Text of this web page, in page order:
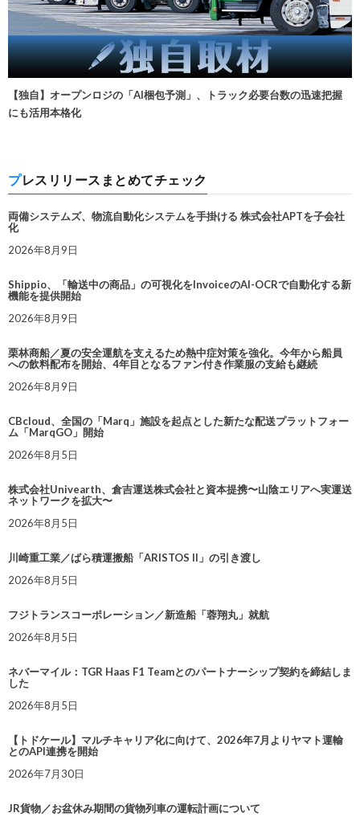
【独自】オープンロジの「AI梱包予測」、トラック必要台数の迅速把握
にも活用本格化
プレスリリースまとめてチェック
両備システムズ、物流自動化システムを手掛ける 株式会社APTを子会社
化
2026年8月9日
Shippio、「輸送中の商品」の可視化をInvoiceのAI-OCRで自動化する新
機能を提供開始
2026年8月9日
栗林商船／夏の安全運航を支えるため熱中症対策を強化。今年から船員
への飲料配布を開始、4年目となるファン付き作業服の支給も継続
2026年8月9日
CBcloud、全国の「Marq」施設を起点とした新たな配送プラットフォー
ム「MarqGO」開始
2026年8月5日
株式会社Univearth、倉吉運送株式会社と資本提携〜山陰エリアへ実運送
ネットワークを拡大〜
2026年8月5日
川崎重工業／ばら積運搬船「ARISTOS II」の引き渡し
2026年8月5日
フジトランスコーポレーション／新造船「蓉翔丸」就航
2026年8月5日
ネバーマイル：TGR Haas F1 Teamとのパートナーシップ契約を締結しま
した
2026年8月5日
【トドケール】マルチキャリア化に向けて、2026年7月よりヤマト運輸
とのAPI連携を開始
2026年7月30日
JR貨物／お盆休み期間の貨物列車の運転計画について